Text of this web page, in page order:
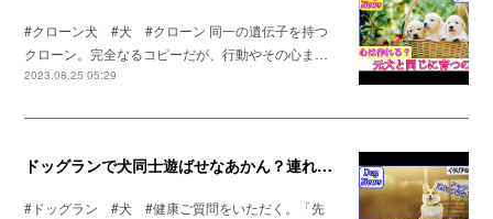
#クローン犬 #犬 #クローン 同一の遺伝子を持つ
クローン。完全なるコピーだが、行動やその心ま…
2023.08.25 05:29
ドッグランで犬同士遊ばせなあかん？連れてかなあかん？
#ドッグラン #犬 #健康ご質問をいただく。「先